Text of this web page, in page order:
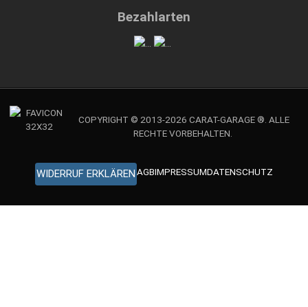
Bezahlarten
COPYRIGHT © 2013-2026 CARAT-GARAGE ®. ALLE
RECHTE VORBEHALTEN.
WIDERRUF ERKLÄREN AGBIMPRESSUMDATENSCHUTZ